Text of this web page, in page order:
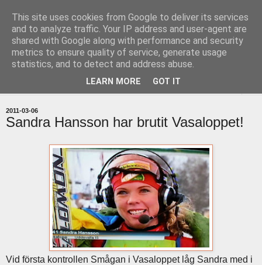
uddevallabloggen.se
med stort och smått från Uddevallas horisont
2011-03-06
Sandra Hansson har brutit Vasaloppet!
Vid första kontrollen Smågan i Vasaloppet låg Sandra med i
This site uses cookies from Google to deliver its services
and to analyze traffic. Your IP address and user-agent are
shared with Google along with performance and security
metrics to ensure quality of service, generate usage
statistics, and to detect and address abuse.
LEARN MORE GOT IT